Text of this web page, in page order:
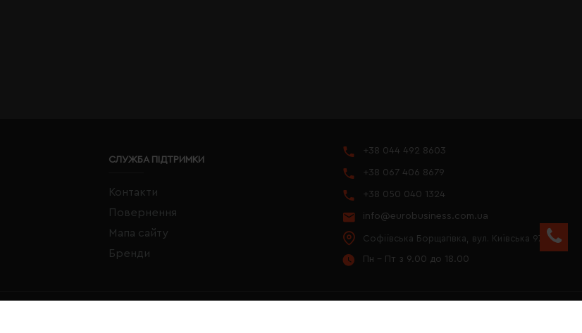
СЛУЖБА ПІДТРИМКИ
Контакти
Повернення
Мапа сайту
Бренди
+38 044 492 8603
+38 067 406 8679
+38 050 040 1324
info@eurobusiness.com.ua
Софіївська Борщагівка, вул. Київська 97
Пн - Пт з 9.00 до 18.00